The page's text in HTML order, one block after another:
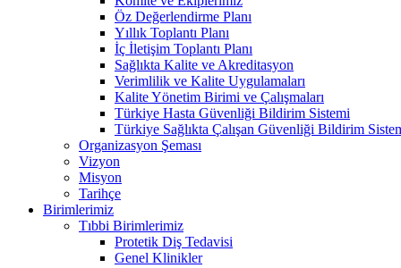
Öz Değerlendirme Planı
Yıllık Toplantı Planı
İç İletişim Toplantı Planı
Sağlıkta Kalite ve Akreditasyon
Verimlilik ve Kalite Uygulamaları
Kalite Yönetim Birimi ve Çalışmaları
Türkiye Hasta Güvenliği Bildirim Sistemi
Türkiye Sağlıkta Çalışan Güvenliği Bildirim
Organizasyon Şeması
Vizyon
Misyon
Tarihçe
Birimlerimiz
Tıbbi Birimlerimiz
Protetik Diş Tedavisi
Genel Klinikler